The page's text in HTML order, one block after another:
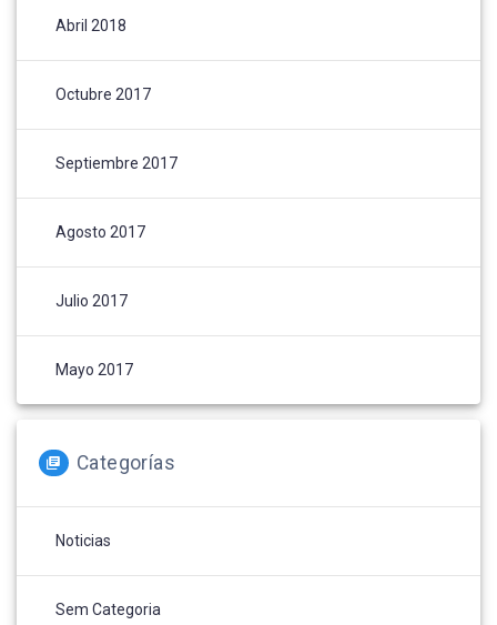
Abril 2018
Octubre 2017
Septiembre 2017
Agosto 2017
Julio 2017
Mayo 2017
Categorías
Noticias
Sem Categoria